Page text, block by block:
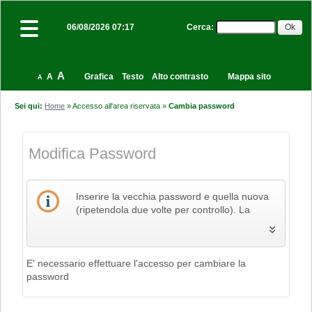
06/08/2026 07:17 Cerca:
A A A Grafica Testo Alto contrasto Mappa sito
Sei qui: Home »Accesso all'area riservata »Cambia password
Modifica Password
Inserire la vecchia password e quella nuova
(ripetendola due volte per controllo). La
numeri) fino ad un massimo di 20. E'
consigliato l'uso di lettere maiuscole e
E' necessario effettuare l'accesso per cambiare la
password